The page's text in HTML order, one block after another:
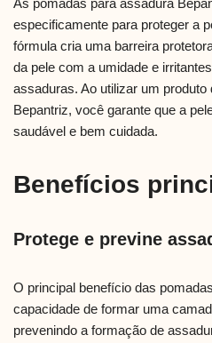
As pomadas para assadura
especificamente para proteger a
fórmula cria uma barreira
da pele com a umidade e
assaduras. Ao utilizar um produto
Bepantriz, você garante que a
saudável e bem cuidada.
Benefícios
Protege e previne
O principal benefício das
capacidade de formar uma
prevenindo a formação de